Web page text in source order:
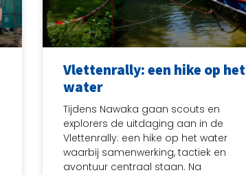
Vlettenrally: een hike op het
water
Tijdens Nawaka gaan scouts en
explorers de uitdaging aan in de
Vlettenrally: een hike op het water
waarbij samenwerking, tactiek en
avontuur centraal staan. Na